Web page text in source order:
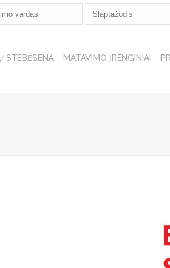
STEBĖSENA MATAVIMO ĮRENGINIAI